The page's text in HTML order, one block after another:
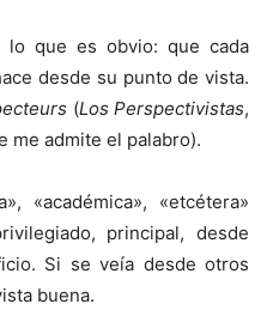
lo que es obvio: que cada
desde su punto de vista.
(Los Perspectivistas,
me admite el palabro).
«académica», «etcétera»
principal, desde
Si se veía desde otros
buena.